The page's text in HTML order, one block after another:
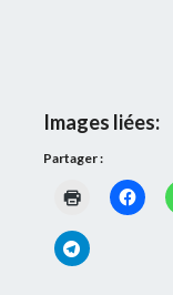
Images liées:
Partager :